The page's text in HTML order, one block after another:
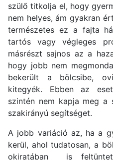
szülő titkolja el, hogy
nem helyes, ám gyakran
természetes ez a fajta
tartós vagy végleges
másrészt sajnos az a
hogy jobb nem
bekerült a bölcsibe,
kitegyék. Ebben az
szintén nem kapja meg a
szakirányú segítséget.
A jobb variáció az, ha a
kerül, ahol tudatosan, a
okiratában is